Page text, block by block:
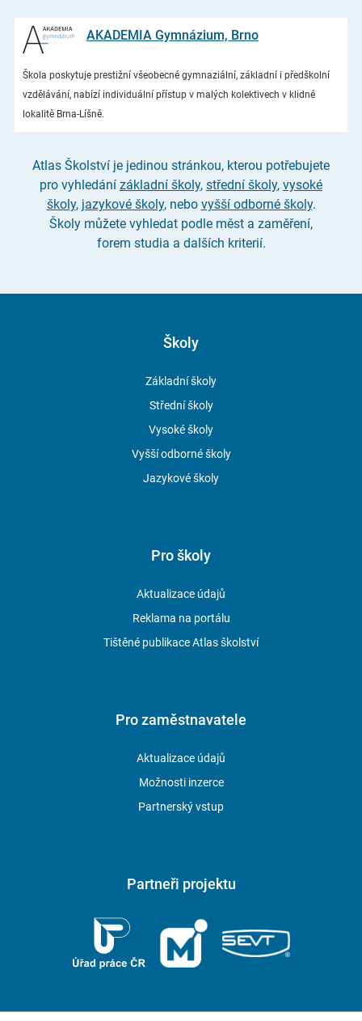
AKADEMIA Gymnázium, Brno
Škola poskytuje prestižní všeobecné gymnaziální, základní i předškolní
vzdělávání, nabízí individuální přístup v malých kolektivech v klidné
lokalitě Brna-Líšně.
Atlas Školství je jedinou stránkou, kterou potřebujete
pro vyhledání základní školy, střední školy, vysoké
školy, jazykové školy, nebo vyšší odborné školy.
Školy můžete vyhledat podle měst a zaměření,
forem studia a dalších kriterií.
Školy
Základní školy
Střední školy
Vysoké školy
Vyšší odborné školy
Jazykové školy
Pro školy
Aktualizace údajů
Reklama na portálu
Tištěné publikace Atlas školství
Pro zaměstnavatele
Aktualizace údajů
Možnosti inzerce
Partnerský vstup
Partneři projektu